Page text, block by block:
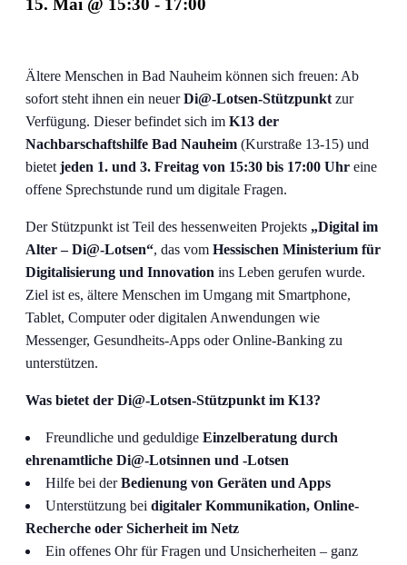
15. Mai @ 15:30 - 17:00
Ältere Menschen in Bad Nauheim können sich freuen: Ab
sofort steht ihnen ein neuerDi@-Lotsen-Stützpunkt zur
Verfügung. Dieser befindet sich im K13 der
Nachbarschaftshilfe Bad Nauheim (Kurstraße 13-15) und
bietet jeden 1. und 3. Freitag von 15:30 bis 17:00 Uhr eine
offene Sprechstunde rund um digitale Fragen.
Der Stützpunkt ist Teil des hessenweiten Projekts „Digital im
Alter – Di@-Lotsen“, das vom Hessischen Ministerium für
Digitalisierung und Innovation ins Leben gerufen wurde.
Ziel ist es, ältere Menschen im Umgang mit Smartphone,
Tablet, Computer oder digitalen Anwendungen wie
Messenger, Gesundheits-Apps oder Online-Banking zu
unterstützen.
Was bietet der Di@-Lotsen-Stützpunkt im K13?
Freundliche und geduldige Einzelberatung durch
ehrenamtliche Di@-Lotsinnen und -Lotsen
Hilfe bei derBedienung von Geräten und Apps
Unterstützung bei digitaler Kommunikation, Online-
Recherche oder Sicherheit im Netz
Ein offenes Ohr für Fragen und Unsicherheiten – ganz